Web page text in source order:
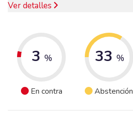
Ver detalles
3 %
En contra
33 %
Abstención